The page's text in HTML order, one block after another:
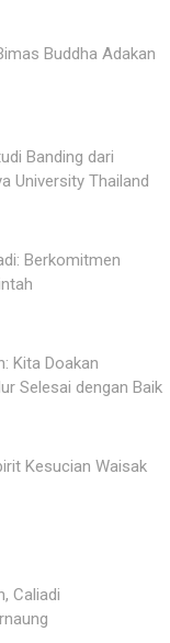
Buddha Adakan
Banding dari
University Thailand
Berkomitmen
Kita Doakan
Selesai dengan Baik
Kesucian Waisak
Caliadi